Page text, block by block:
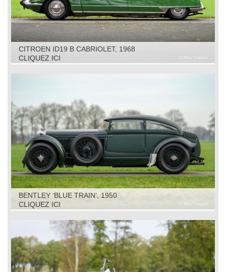
CITROEN ID19 B CABRIOLET, 1968
CLIQUEZ ICI
BENTLEY ‘BLUE TRAIN’, 1950
CLIQUEZ ICI